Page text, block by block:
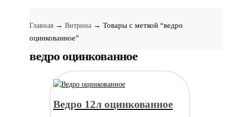
Главная → Витрина → Товары с меткой “ведро
оцинкованное”
ведро оцинкованное
Ведро 12л оцинкованное